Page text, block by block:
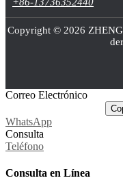
Copyright © 2026
Correo Electrónico
WhatsApp
Consulta
Teléfono
Consulta en Línea